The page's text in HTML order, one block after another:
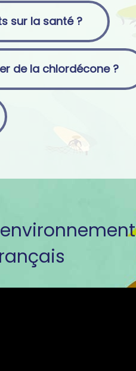
sur la santé ?
de la chlordécone ?